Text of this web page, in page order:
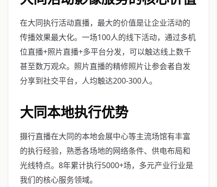
在大同执行活动直播，最大的价值是让企业活动的
传播效果最大化。一场100人的线下活动，通过多机
位直播+照片直播+多平台分发，可以触达线上数千
甚至数万观众。照片直播的精修照片让参会者自发
分享到社交平台，人均触达200-300人。
大同本地执行优势
摄行直播在大同的本地会展中心等主流场馆有丰富
的执行经验，熟悉各场地的网络条件、供电布局和
光线特点。8年累计执行5000+场，多元产业行业是
我们的核心服务领域。